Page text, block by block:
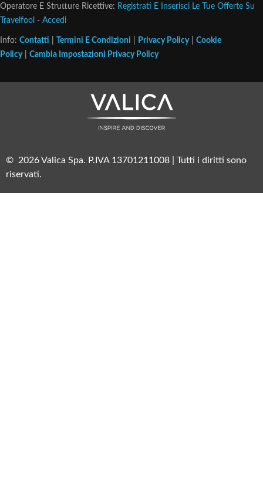
Operatore E Strutture Ricettive: Registrati E Inserisci Le Tue Offerte Su
Travelfool - Accedi
Info: Contatti Termini E Condizioni Privacy Policy| Cookie
Policy| Cambia Impostazioni Privacy Policy
© 2026 Valica Spa. P.IVA 13701211008 | Tutti i diritti sono
riservati.